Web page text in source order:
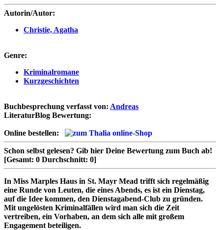
Autorin/Autor:
Christie, Agatha
Genre:
Kriminalromane
Kurzgeschichten
Buchbesprechung verfasst von: Andreas
LiteraturBlog Bewertung:
Online bestellen:
Schon selbst gelesen? Gib hier Deine Bewertung zum Buch ab!
[Gesamt: 0 Durchschnitt: 0]
In Miss Marples Haus in St. Mayr Mead trifft sich regelmäßig
eine Runde von Leuten, die eines Abends, es ist ein Dienstag,
auf die Idee kommen, den Dienstagabend-Club zu gründen.
Mit ungelösten Kriminalfällen wird man sich die Zeit
vertreiben, ein Vorhaben, an dem sich alle mit großem
Engagement beteiligen.